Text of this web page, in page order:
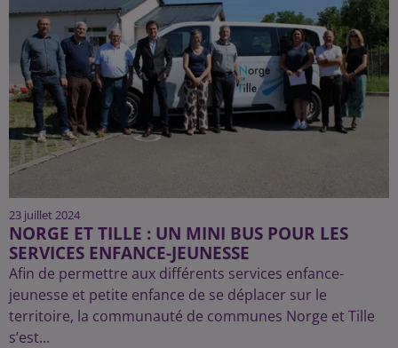
23 juillet 2024
NORGE ET TILLE : UN MINI BUS POUR LES
SERVICES ENFANCE-JEUNESSE
Afin de permettre aux différents services enfance-
jeunesse et petite enfance de se déplacer sur le
territoire, la communauté de communes Norge et Tille
s’est...